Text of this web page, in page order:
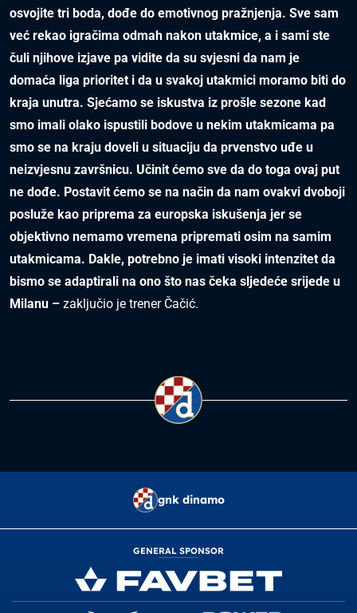
osvojite tri boda, dođe do emotivnog pražnjenja. Sve sam
već rekao igračima odmah nakon utakmice, a i sami ste
čuli njihove izjave pa vidite da su svjesni da nam je
domaća liga prioritet i da u svakoj utakmici moramo biti do
kraja unutra. Sjećamo se iskustva iz prošle sezone kad
smo imali olako ispustili bodove u nekim utakmicama pa
smo se na kraju doveli u situaciju da prvenstvo uđe u
neizvjesnu završnicu. Učinit ćemo sve da do toga ovaj put
ne dođe. Postavit ćemo se na način da nam ovakvi dvoboji
posluže kao priprema za europska iskušenja jer se
objektivno nemamo vremena pripremati osim na samim
utakmicama. Dakle, potrebno je imati visoki intenzitet da
bismo se adaptirali na ono što nas čeka sljedeće srijede u
Milanu – zaključio je trener Čačić.
gnk dinamo
GENERAL SPONSOR